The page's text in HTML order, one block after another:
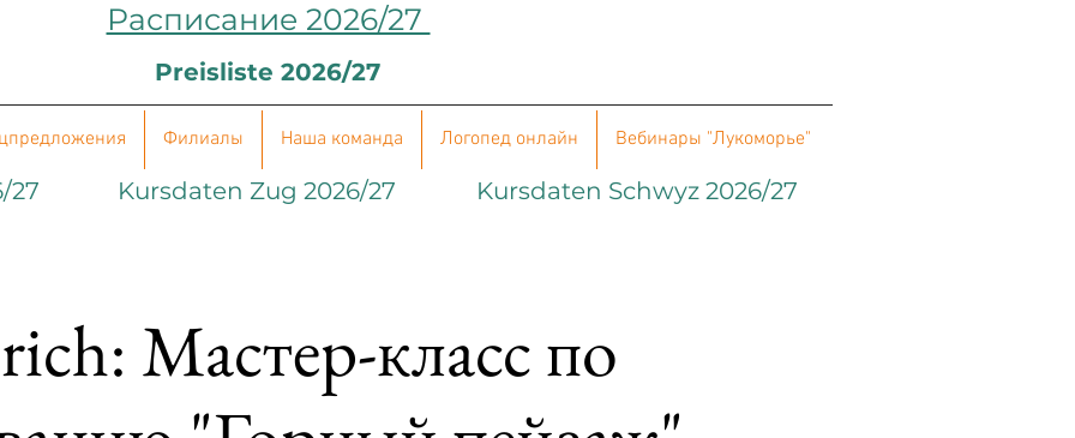
Расписание 2026/27
Preisliste 2026/27
Филиалы Наша команда Логопед онлайн Вебинары "Лукоморье"
27 Kursdaten Zug 2026/27 Kursdaten Schwyz 2026/27
Мастер-класс по